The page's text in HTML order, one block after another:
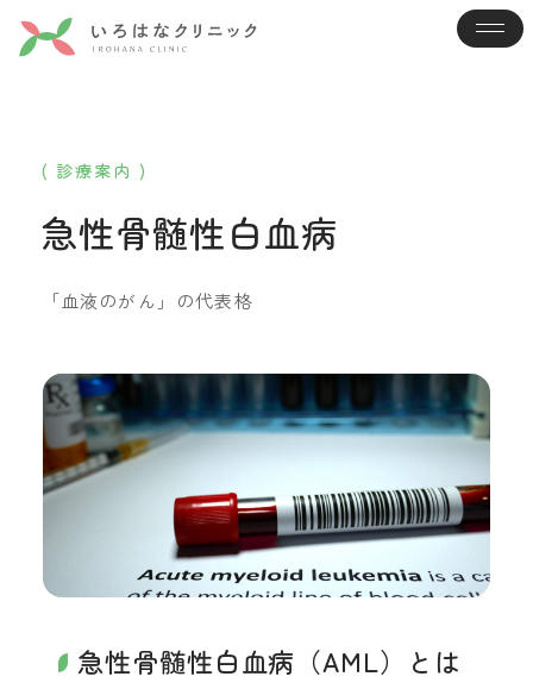
( 診療案内 )
急性骨髄性白血病
「血液のがん」の代表格
急性骨髄性白血病（AML）とは